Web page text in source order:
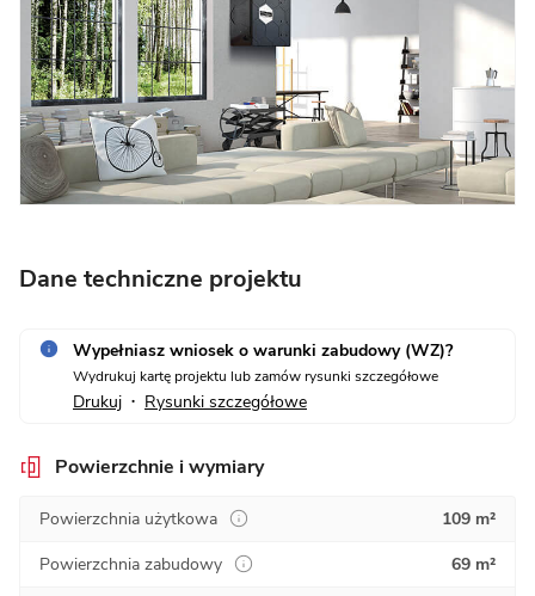
Dane techniczne projektu
Wypełniasz wniosek o warunki zabudowy (WZ)?
Wydrukuj kartę projektu lub zamów rysunki szczegółowe
Drukuj • Rysunki szczegółowe
Powierzchnie i wymiary
Powierzchnia użytkowa
109 m²
Powierzchnia zabudowy
69 m²